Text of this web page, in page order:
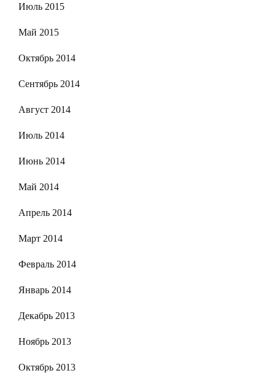
Июль 2015
Май 2015
Октябрь 2014
Сентябрь 2014
Август 2014
Июль 2014
Июнь 2014
Май 2014
Апрель 2014
Март 2014
Февраль 2014
Январь 2014
Декабрь 2013
Ноябрь 2013
Октябрь 2013